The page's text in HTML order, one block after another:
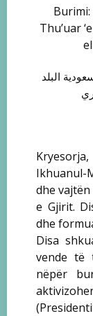
Thu’uar
البلد
Ikhuanul-
dhe
e Gjirit.
dhe
Disa
vende të
nëpër